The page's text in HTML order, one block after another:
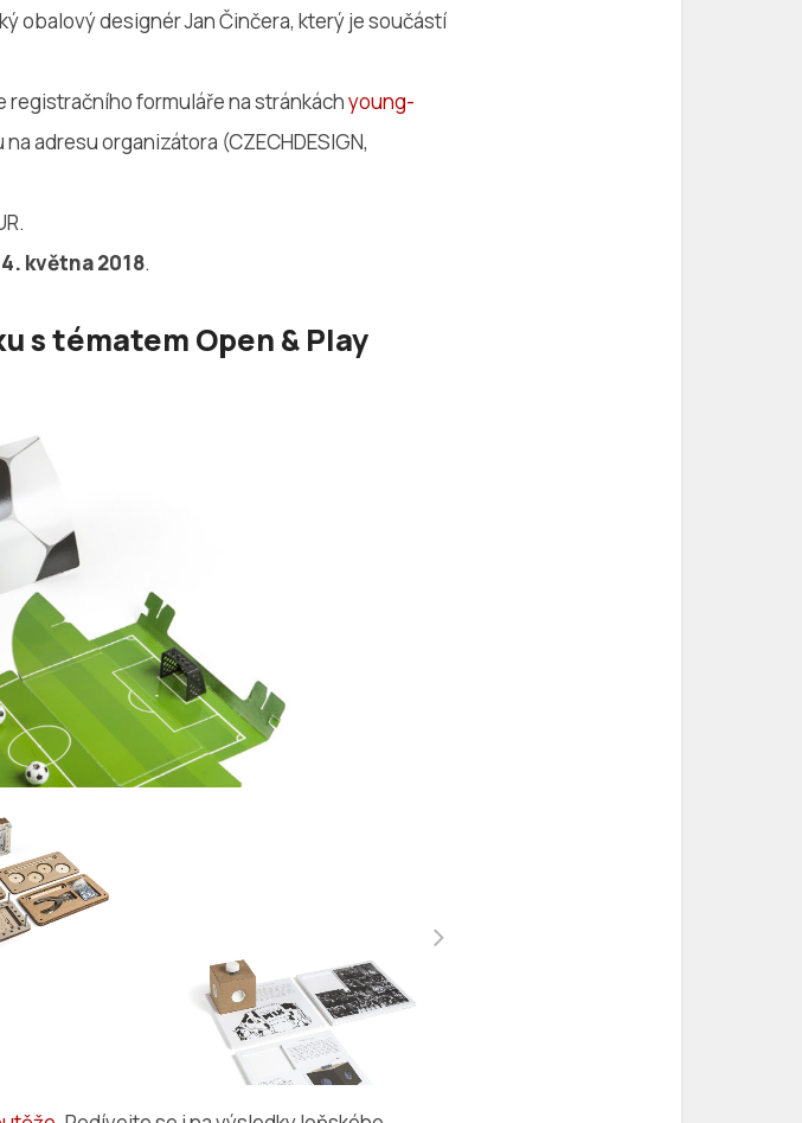
obalový designér Jan Činčera, který je součástí
formuláře na stránkáchyoung-
adresu organizátora (CZECHDESIGN,
května 2018.
s tématem Open & Play